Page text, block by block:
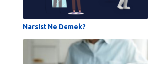
Narsist Ne Demek?